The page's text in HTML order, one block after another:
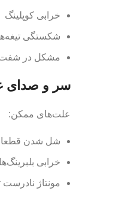
خرابی کوپلینگ
شکستگی
مشکل در شفت
سر و صدای
علت‌های ممکن:
شل شدن
خرابی بلبرینگ‌ها
مونتاژ نادرست